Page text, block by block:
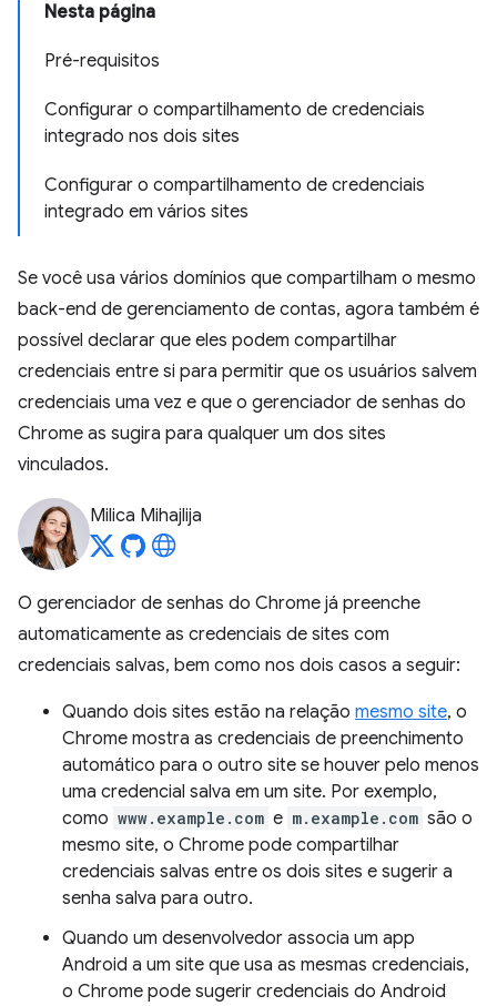
Nesta página
Pré-requisitos
Configurar o compartilhamento de credenciais
integrado nos dois sites
Configurar o compartilhamento de credenciais
integrado em vários sites
Se você usa vários domínios que compartilham o mesmo
back-end de gerenciamento de contas, agora também é
possível declarar que eles podem compartilhar
credenciais entre si para permitir que os usuários salvem
credenciais uma vez e que o gerenciador de senhas do
Chrome as sugira para qualquer um dos sites
vinculados.
Milica Mihajlija
O gerenciador de senhas do Chrome já preenche
automaticamente as credenciais de sites com
credenciais salvas, bem como nos dois casos a seguir:
Quando dois sites estão na relação mesmo site, o
Chrome mostra as credenciais de preenchimento
automático para o outro site se houver pelo menos
uma credencial salva em um site. Por exemplo,
como www.example.com e m.example.com são o
mesmo site, o Chrome pode compartilhar
credenciais salvas entre os dois sites e sugerir a
senha salva para outro.
Quando um desenvolvedor associa um app
Android a um site que usa as mesmas credenciais,
o Chrome pode sugerir credenciais do Android